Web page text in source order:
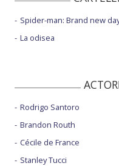
Spider-man: Brand new
La odisea
Rodrigo Santoro
Brandon Routh
Cécile de France
Stanley Tucci